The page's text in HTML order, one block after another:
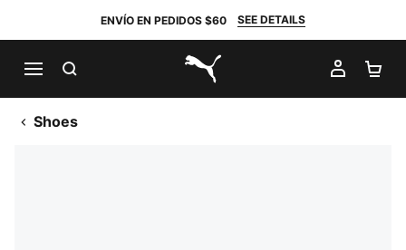
ENVÍO EN PEDIDOS $60 SEE DETAILS
PUMA.com
MI
Shoes